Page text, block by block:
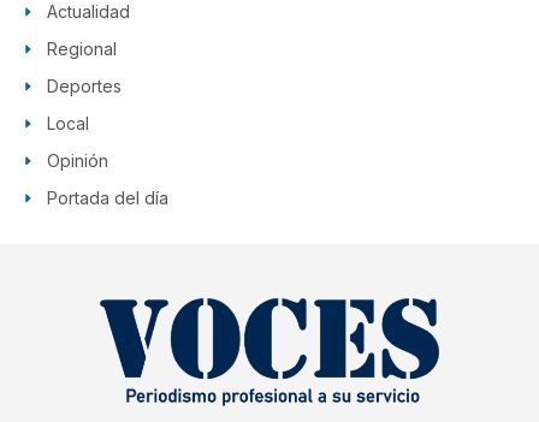
Actualidad
Regional
Deportes
Local
Opinión
Portada del día